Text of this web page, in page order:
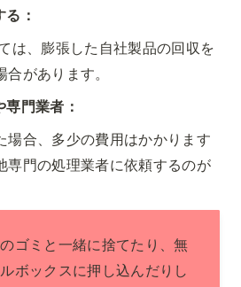
る：
があります。
専門業者：
場合、多少の費用はかかります
専門の処理業者に依頼するのが
ゴミと一緒に捨てたり、無
ボックスに押し込んだりし